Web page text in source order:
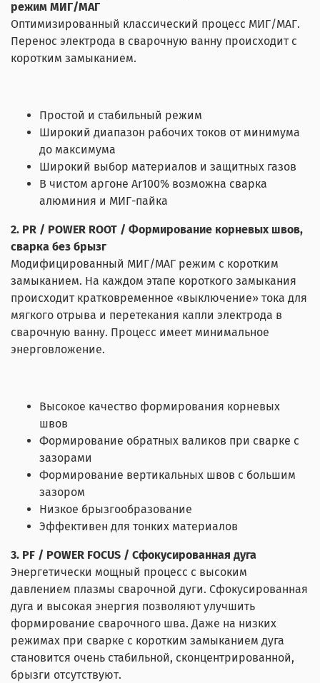
режим МИГ/МАГ
Оптимизированный классический процесс МИГ/МАГ.
Перенос электрода в сварочную ванну происходит с
коротким замыканием.
Простой и стабильный режим
Широкий диапазон рабочих токов от минимума
до максимума
Широкий выбор материалов и защитных газов
В чистом аргоне Ar100% возможна сварка
алюминия и МИГ-пайка
2. PR / POWER ROOT / Формирование корневых швов,
сварка без брызг
Модифицированный МИГ/МАГ режим с коротким
замыканием. На каждом этапе короткого замыкания
происходит кратковременное «выключение» тока для
мягкого отрыва и перетекания капли электрода в
сварочную ванну. Процесс имеет минимальное
энерговложение.
Высокое качество формирования корневых
швов
Формирование обратных валиков при сварке с
зазорами
Формирование вертикальных швов с большим
зазором
Низкое брызгообразование
Эффективен для тонких материалов
3. PF / POWER FOCUS / Сфокусированная дуга
Энергетически мощный процесс с высоким
давлением плазмы сварочной дуги. Сфокусированная
дуга и высокая энергия позволяют улучшить
формирование сварочного шва. Даже на низких
режимах при сварке с коротким замыканием дуга
становится очень стабильной, сконцентрированной,
брызги отсутствуют.